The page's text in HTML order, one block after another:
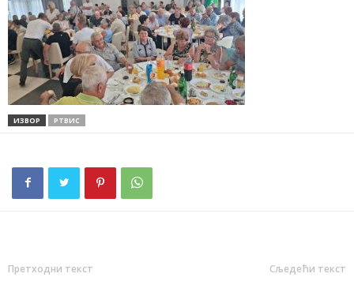
ИЗВОР РТВИС
Претходни текст Сљедећи текст